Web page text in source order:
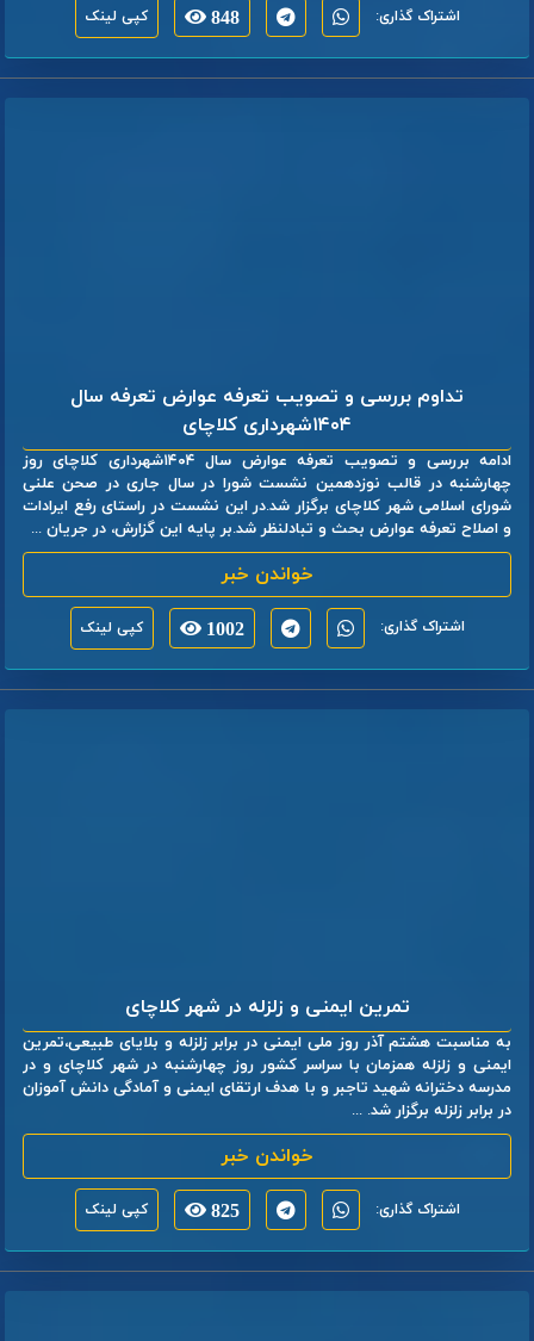
اشتراک گذاری: 848 کپی لینک
تداوم بررسی و تصویب تعرفه عوارض تعرفه سال
۱۴۰۴شهرداری کلاچای
ادامه بررسی و تصویب تعرفه عوارض سال ۱۴۰۴شهرداری کلاچای روز
چهارشنبه در قالب نوزدهمین نشست شورا در سال جاری در صحن علنی
شورای اسلامی شهر کلاچای برگزار شد.در این نشست در راستای رفع ایرادات
و اصلاح تعرفه عوارض بحث و تبادلنظر شد.بر پایه این گزارش، در جریان ...
خواندن خبر
اشتراک گذاری: 1002 کپی لینک
تمرین ایمنی و زلزله در شهر کلاچای
به مناسبت هشتم آذر روز ملی ایمنی در برابر زلزله و بلایای طبیعی،تمرین
ایمنی و زلزله همزمان با سراسر کشور روز چهارشنبه در شهر کلاچای و در
مدرسه دخترانه شهید تاجبر و با هدف ارتقای ایمنی و آمادگی دانش آموزان
در برابر زلزله برگزار شد. ...
خواندن خبر
اشتراک گذاری: 825 کپی لینک